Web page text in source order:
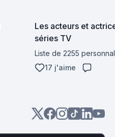
Les acteurs et
séries TV
Liste de 2255
17 j'aime